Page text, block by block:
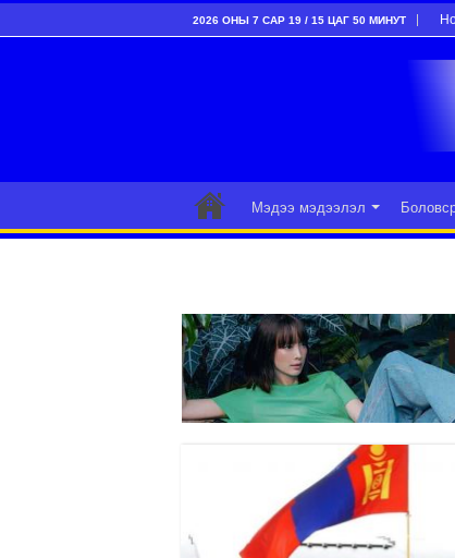
2026 ОНЫ 7 САР 19 / 15 ЦАГ 50 МИНУТ
Мэдээ мэдээлэл